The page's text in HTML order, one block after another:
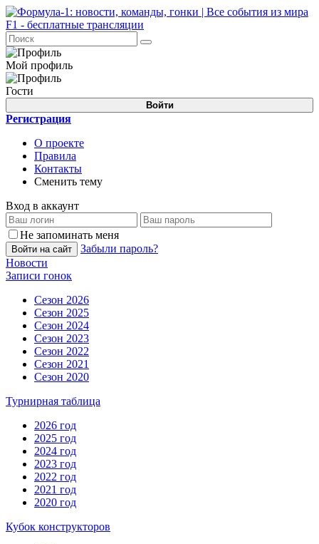
Мой профиль
Гости
Войти
Регистрация
О проекте
Правила
Контакты
Сменить тему
Вход в аккаунт
Не запоминать меня
Войти на сайт
Забыли пароль?
Новости
Записи гонок
Сезон 2026
Сезон 2025
Сезон 2024
Сезон 2023
Сезон 2022
Сезон 2021
Сезон 2020
Турнирная таблица
2026 год
2025 год
2024 год
2023 год
2022 год
2021 год
2020 год
Кубок конструкторов